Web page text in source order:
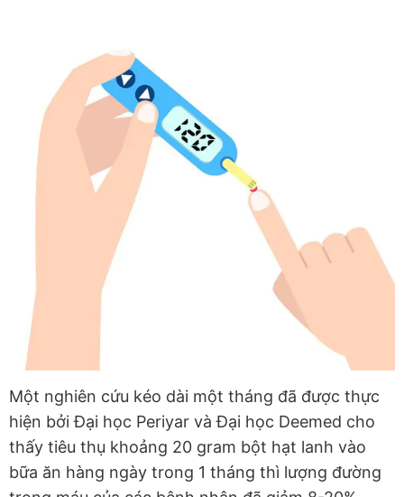
Một nghiên cứu kéo dài một tháng đã được thực
hiện bởi Đại học Periyar và Đại học Deemed cho
thấy tiêu thụ khoảng 20 gram bột hạt lanh vào
bữa ăn hàng ngày trong 1 tháng thì lượng đường